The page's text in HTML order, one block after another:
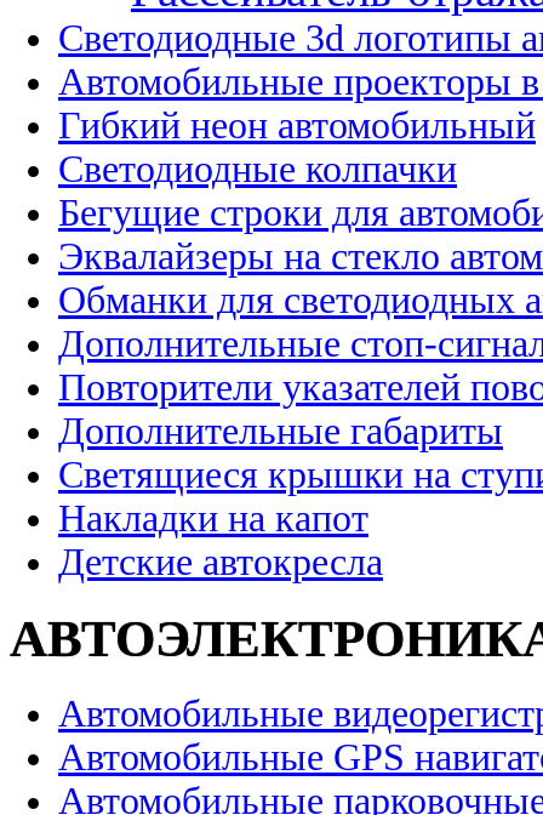
Светодиодные 3d логотипы
Автомобильные проекторы
Гибкий неон автомобильный
Светодиодные колпачки
Бегущие строки для
Эквалайзеры на стекло
Обманки для светодиодных
Дополнительные стоп-
Повторители указателей
Дополнительные габариты
Светящиеся крышки на
Накладки на капот
Детские автокресла
Автомобильные
Автомобильные GPS
Автомобильные